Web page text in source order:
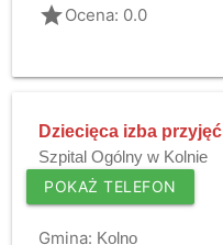
gradeOcena: 0.0
Dziecięca izba przyjęć
Szpital Ogólny w Kolnie
POKAŻ TELEFON
Gmina: Kolno